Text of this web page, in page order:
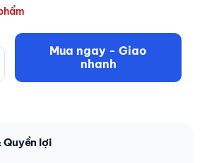
Mua ngay - Giao
nhanh
Quyền lợi